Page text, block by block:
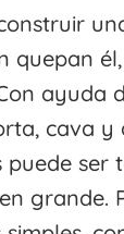
quepan
ayuda
cava
puede ser
grande.